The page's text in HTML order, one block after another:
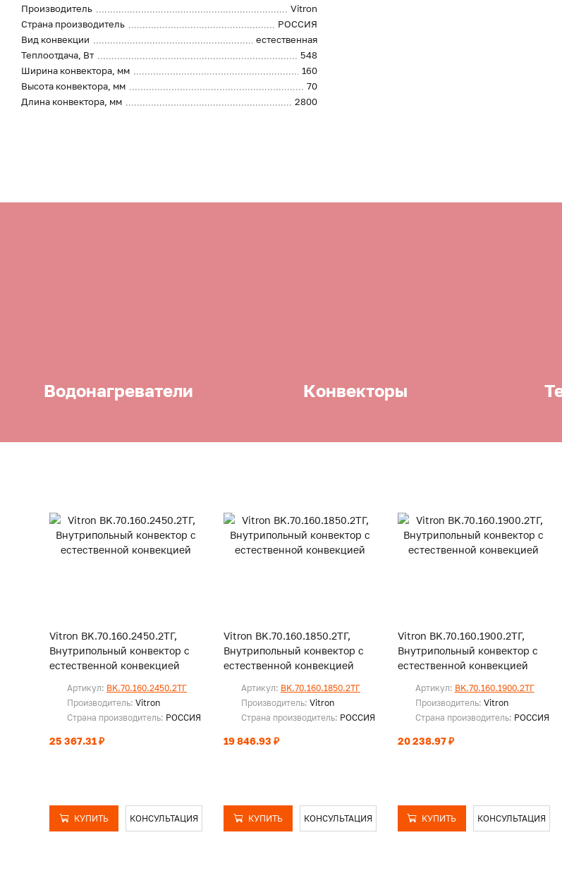
Производитель
Vitron
Страна производитель
РОССИЯ
Вид конвекции
естественная
Теплоотдача, Вт
548
Ширина конвектора, мм
160
Высота конвектора, мм
70
Длина конвектора, мм
2800
Водонагреватели Конвекторы
Vitron BK.70.160.2450.2ТГ,
Внутрипольный конвектор с
естественной конвекцией
Артикул: BK.70.160.2450.2ТГ
Производитель: Vitron
Страна производитель: РОССИЯ
25 367.31 ₽
КУПИТЬ КОНСУЛЬТАЦИЯ
Vitron BK.70.160.1850.2ТГ,
Внутрипольный конвектор с
естественной конвекцией
Артикул: BK.70.160.1850.2ТГ
Производитель: Vitron
Страна производитель: РОССИЯ
19 846.93 ₽
КУПИТЬ КОНСУЛЬТАЦИЯ
Vitron BK.70.160.1900.2ТГ,
Внутрипольный конвектор с
естественной конвекцией
Артикул: BK.70.160.1900.2ТГ
Производитель: Vitron
Страна производитель: РОССИЯ
20 238.97 ₽
КУПИТЬ КОНСУЛЬТАЦИЯ